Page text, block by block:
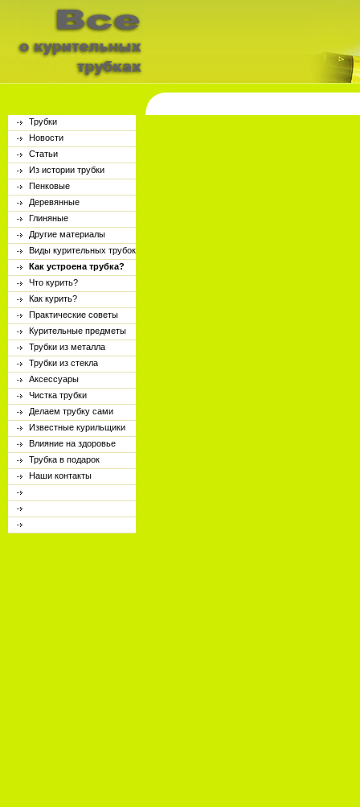
Трубки
Новости
Статьи
Из истории трубки
Пенковые
Деревянные
Глиняные
Другие материалы
Виды курительных трубок
Как устроена трубка?
Что курить?
Как курить?
Практические советы
Курительные предметы
Трубки из металла
Трубки из стекла
Аксессуары
Чистка трубки
Делаем трубку сами
Известные курильщики
Влияние на здоровье
Трубка в подарок
Наши контакты